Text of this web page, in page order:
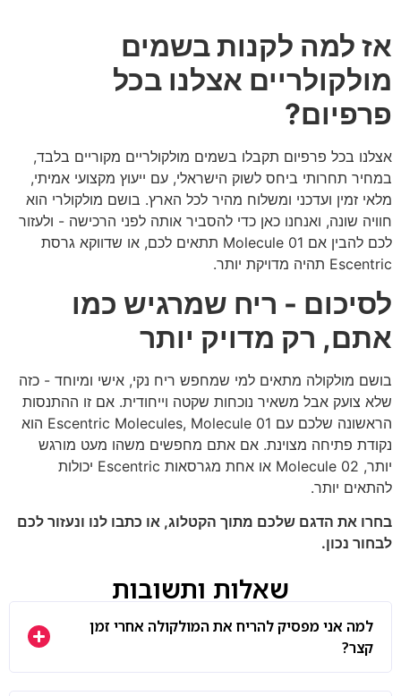
אז למה לקנות בשמים
מולקולריים אצלנו בכל
פרפיום?
אצלנו בכל פרפיום תקבלו בשמים מולקולריים מקוריים בלבד,
במחיר תחרותי ביחס לשוק הישראלי, עם ייעוץ מקצועי אמיתי,
מלאי זמין ועדכני ומשלוח מהיר לכל הארץ. בושם מולקולרי הוא
חוויה שונה, ואנחנו כאן כדי להסביר אותה לפני הרכישה - ולעזור
לכם להבין אם Molecule 01 תתאים לכם, או שדווקא גרסת
Escentric תהיה מדויקת יותר.
לסיכום - ריח שמרגיש כמו
אתם, רק מדויק יותר
בושם מולקולה מתאים למי שמחפש ריח נקי, אישי ומיוחד - כזה
שלא צועק אבל משאיר נוכחות שקטה וייחודית. אם זו ההתנסות
הראשונה שלכם עם Escentric Molecules, Molecule 01 הוא
נקודת פתיחה מצוינת. אם אתם מחפשים משהו מעט מורגש
יותר, Molecule 02 או אחת מגרסאות Escentric יכולות
להתאים יותר.
בחרו את הדגם שלכם מתוך הקטלוג, או כתבו לנו ונעזור לכם
לבחור נכון.
שאלות ותשובות
למה אני מפסיק להריח את המולקולה אחרי זמן
קצר?